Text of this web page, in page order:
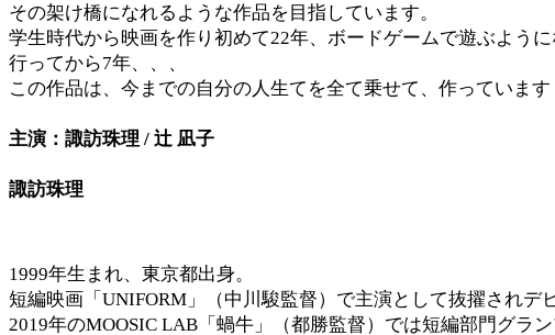
その架け橋になれるような作品を目指しています。
学生時代から映画を作り初めて22年、ボードゲームで遊ぶよう
行ってから7年、、、
この作品は、今までの自分の人生てを全て乗せて、作っています
主演：諏訪珠理 / 辻󠄀 凪子
諏訪珠理
1999年生まれ、東京都出身。
短編映画「UNIFORM」（中川駿監督）で主演として抜擢されデ
2019年のMOOSIC LAB「蝸牛」（都勝監督）では短編部門グラ